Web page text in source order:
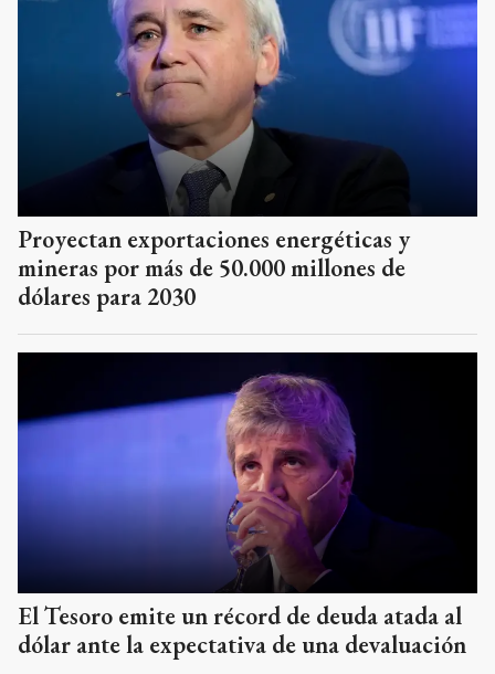
Proyectan exportaciones energéticas y
mineras por más de 50.000 millones de
dólares para 2030
El Tesoro emite un récord de deuda atada al
dólar ante la expectativa de una devaluación